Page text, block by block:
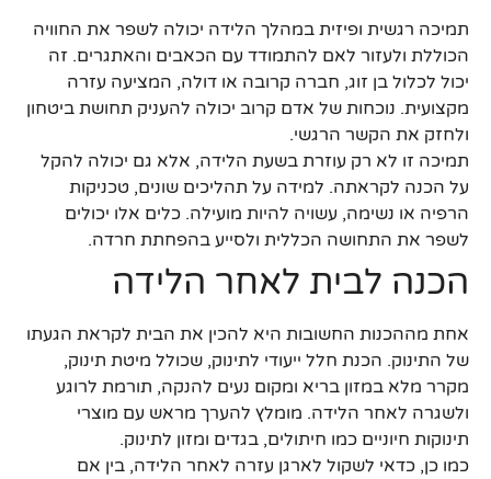
תמיכה רגשית ופיזית במהלך הלידה יכולה לשפר את החוויה
הכוללת ולעזור לאם להתמודד עם הכאבים והאתגרים. זה
יכול לכלול בן זוג, חברה קרובה או דולה, המציעה עזרה
מקצועית. נוכחות של אדם קרוב יכולה להעניק תחושת ביטחון
ולחזק את הקשר הרגשי.
תמיכה זו לא רק עוזרת בשעת הלידה, אלא גם יכולה להקל
על הכנה לקראתה. למידה על תהליכים שונים, טכניקות
הרפיה או נשימה, עשויה להיות מועילה. כלים אלו יכולים
לשפר את התחושה הכללית ולסייע בהפחתת חרדה.
הכנה לבית לאחר הלידה
אחת מההכנות החשובות היא להכין את הבית לקראת הגעתו
של התינוק. הכנת חלל ייעודי לתינוק, שכולל מיטת תינוק,
מקרר מלא במזון בריא ומקום נעים להנקה, תורמת לרוגע
ולשגרה לאחר הלידה. מומלץ להערך מראש עם מוצרי
תינוקות חיוניים כמו חיתולים, בגדים ומזון לתינוק.
כמו כן, כדאי לשקול לארגן עזרה לאחר הלידה, בין אם